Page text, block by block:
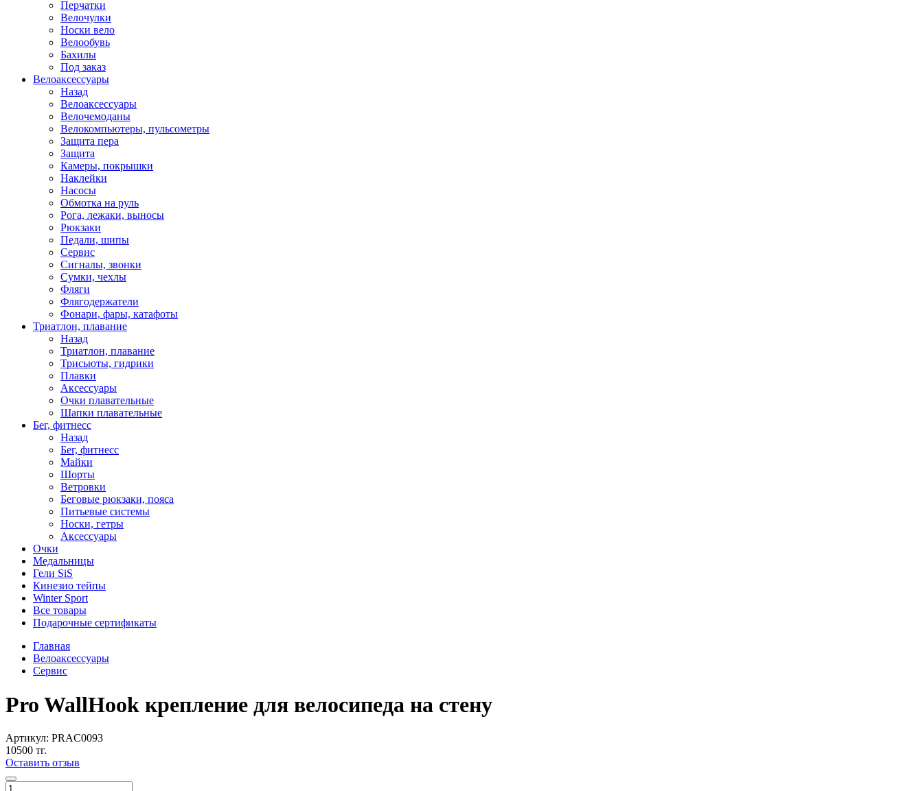
Перчатки
Велочулки
Носки вело
Велообувь
Бахилы
Под заказ
Велоаксессуары
Назад
Велоаксессуары
Велочемоданы
Велокомпьютеры, пульсометры
Защита пера
Защита
Камеры, покрышки
Наклейки
Насосы
Обмотка на руль
Рога, лежаки, выносы
Рюкзаки
Педали, шипы
Сервис
Сигналы, звонки
Сумки, чехлы
Фляги
Флягодержатели
Фонари, фары, катафоты
Триатлон, плавание
Назад
Триатлон, плавание
Трисьюты, гидрики
Плавки
Аксессуары
Очки плавательные
Шапки плавательные
Бег, фитнесс
Назад
Бег, фитнесс
Майки
Шорты
Ветровки
Беговые рюкзаки, пояса
Питьевые системы
Носки, гетры
Аксессуары
Очки
Медальницы
Гели SiS
Кинезио тейпы
Winter Sport
Все товары
Подарочные сертификаты
Главная
Велоаксессуары
Сервис
Pro WallHook крепление для велосипеда на стену
Артикул: PRAC0093
10500 тг.
Оставить отзыв